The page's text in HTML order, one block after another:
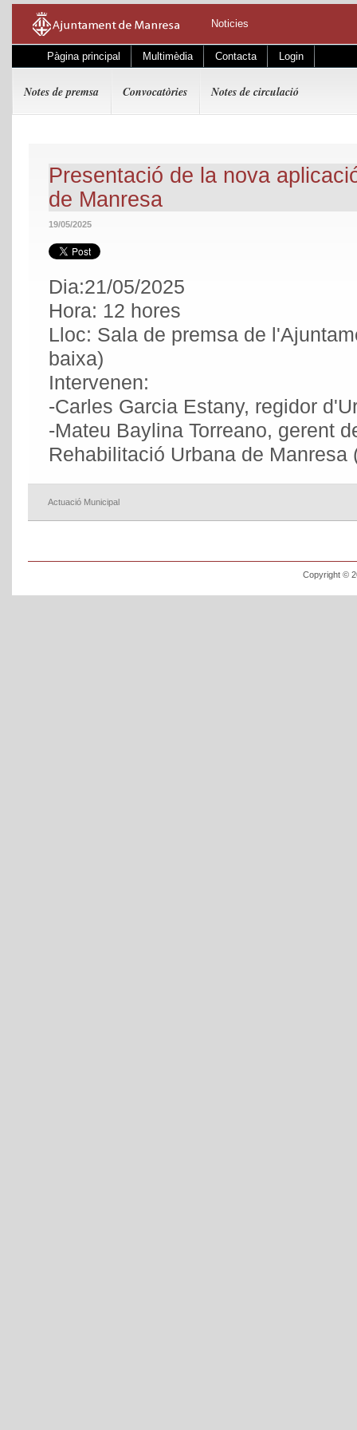
Noticies
Pàgina principal Multimèdia Contacta Login
Notes de premsa Convocatòries Notes de circulació
Presentació de la nova
de Manresa
19/05/2025
Dia:21/05/2025
Hora: 12 hores
Lloc: Sala de premsa de
baixa)
Intervenen:
-Carles Garcia Estany, regidor
-Mateu Baylina Torreano, gerent
Rehabilitació Urbana de Manresa
Actuació Municipal
Copyright ©